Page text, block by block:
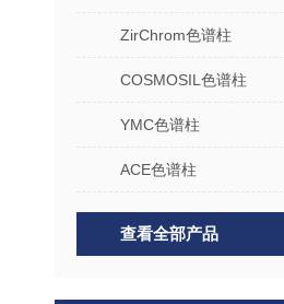
ZirChrom色谱柱
COSMOSIL色谱柱
YMC色谱柱
ACE色谱柱
查看全部产品